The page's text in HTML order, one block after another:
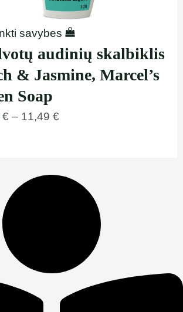
savybes
audinių skalbiklis
& Jasmine, Marcel’s
Soap
€ – 11,49€